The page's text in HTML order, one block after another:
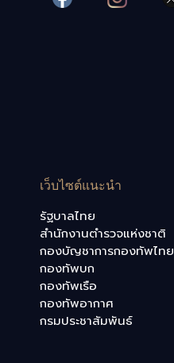
เว็บไซต์แนะนำ
รัฐบาลไทย
สำนักงานตำรวจแห่งชาติ
กองบัญชาการกองทัพไทย
กองทัพบก
กองทัพเรือ
กองทัพอากาศ
กรมประชาสัมพันธ์